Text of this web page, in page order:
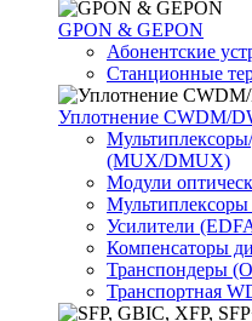
GPON & GEPON
Абонентские
Станционные
Уплотнение CWDM/
(MUX/DMUX)
Модули
Усилители
Компенсаторы
Транспондеры
Транспортная